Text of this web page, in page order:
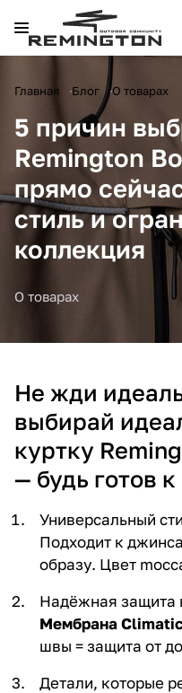
Главная Блог О товарах
5 причин
Remington
прямо
стиль и
коллекция
О товарах
Не жди
выбирай
куртку
— будь готов
Универсальный
Подходит к
образу. Цвет
Надёжная защита
Мембрана
швы = защита от
Детали, которые